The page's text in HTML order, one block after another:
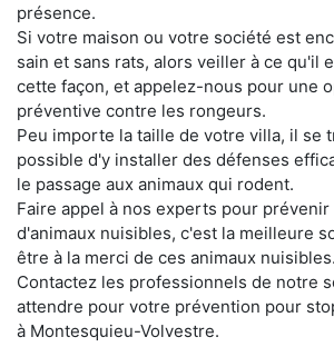
présence.
Si votre maison ou votre société est
sain et sans rats, alors veiller à ce qu'il
cette façon, et appelez-nous pour une
préventive contre les rongeurs.
Peu importe la taille de votre villa, il se
possible d'y installer des défenses
le passage aux animaux qui rodent.
Faire appel à nos experts pour prévenir
d'animaux nuisibles, c'est la meilleure
être à la merci de ces animaux nuisibles.
Contactez les professionnels de notre
attendre pour votre prévention pour
à Montesquieu-Volvestre.